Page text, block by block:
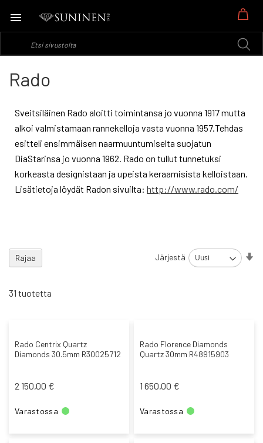
Rado
Sveitsiläinen Rado aloitti toimintansa jo vuonna 1917 mutta
alkoi valmistamaan rannekelloja vasta vuonna 1957.Tehdas
esitteli ensimmäisen naarmuuntumiselta suojatun
DiaStarinsa jo vuonna 1962. Rado on tullut tunnetuksi
korkeasta designistaan ja upeista keraamisista kelloistaan.
Lisätietoja löydät Radon sivuilta: http://www.rado.com/
31 tuotetta
Järjestä
Rado Centrix Quartz
Diamonds 30.5mm R30025712
2 150,00 €
Varastossa
Rado Florence Diamonds
Quartz 30mm R48915903
1 650,00 €
Varastossa
Rajaa